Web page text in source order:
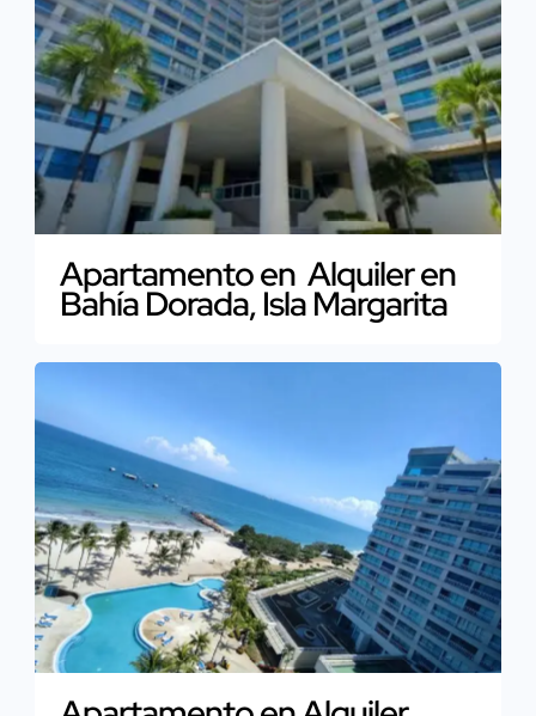
Apartamento en Alquiler en
Bahía Dorada, Isla Margarita